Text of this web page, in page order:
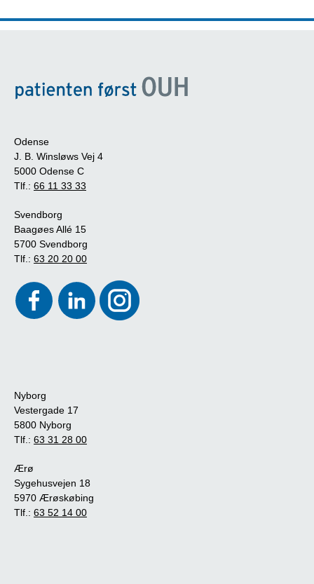
Odense
J. B. Winsløws Vej 4
5000 Odense C
Tlf.: 66 11 33 33
Svendborg
Baagøes Allé 15
5700 Svendborg
Tlf.: 63 20 20 00
Nyborg
Vestergade 17
5800 Nyborg
Tlf.: 63 31 28 00
Ærø
Sygehusvejen 18
5970 Ærøskøbing
Tlf.: 63 52 14 00